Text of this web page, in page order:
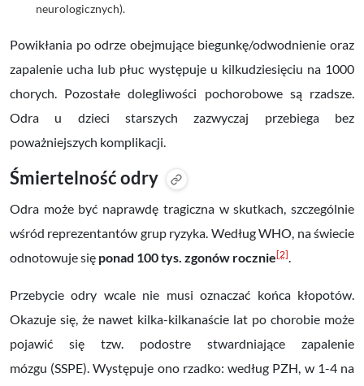
neurologicznych).
Powikłania po odrze obejmujące biegunkę/odwodnienie oraz
zapalenie ucha lub płuc występuje u kilkudziesięciu na 1000
chorych. Pozostałe dolegliwości pochorobowe są rzadsze.
Odra u dzieci starszych zazwyczaj przebiega bez
poważniejszych komplikacji.
Śmiertelność odry
Odra może być naprawdę tragiczna w skutkach, szczególnie
wśród reprezentantów grup ryzyka. Według WHO, na świecie
odnotowuje się ponad 100 tys. zgonów rocznie[2].
Przebycie odry wcale nie musi oznaczać końca kłopotów.
Okazuje się, że nawet kilka-kilkanaście lat po chorobie może
pojawić się tzw. podostre stwardniające zapalenie
mózgu (SSPE). Występuje ono rzadko: według PZH, w 1-4 na